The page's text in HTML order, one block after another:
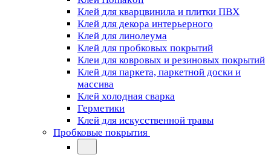
Клей для кварцвинила и плитки ПВХ
Клей для декора интерьерного
Клей для линолеума
Клей для пробковых покрытий
Клеи для ковровых и резиновых покрытий
Клей для паркета, паркетной доски и
массива
Клей холодная сварка
Герметики
Клей для искусственной травы
Пробковые покрытия